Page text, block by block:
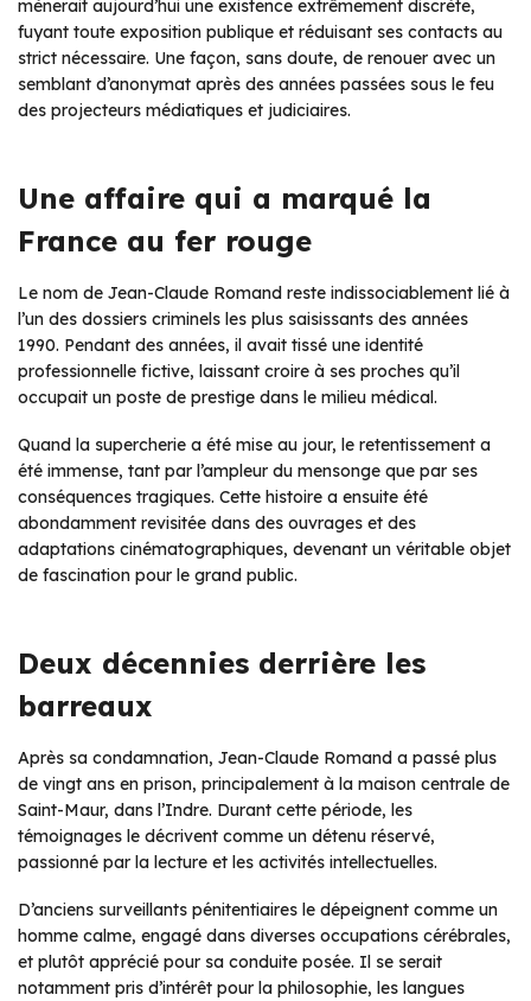
mènerait aujourd’hui une existence extrêmement discrète,
fuyant toute exposition publique et réduisant ses contacts au
strict nécessaire. Une façon, sans doute, de renouer avec un
semblant d’anonymat après des années passées sous le feu
des projecteurs médiatiques et judiciaires.
Une affaire qui a marqué la
France au fer rouge
Le nom de Jean-Claude Romand reste indissociablement lié à
l’un des dossiers criminels les plus saisissants des années
1990. Pendant des années, il avait tissé une identité
professionnelle fictive, laissant croire à ses proches qu’il
occupait un poste de prestige dans le milieu médical.
Quand la supercherie a été mise au jour, le retentissement a
été immense, tant par l’ampleur du mensonge que par ses
conséquences tragiques. Cette histoire a ensuite été
abondamment revisitée dans des ouvrages et des
adaptations cinématographiques, devenant un véritable objet
de fascination pour le grand public.
Deux décennies derrière les
barreaux
Après sa condamnation, Jean-Claude Romand a passé plus
de vingt ans en prison, principalement à la maison centrale de
Saint-Maur, dans l’Indre. Durant cette période, les
témoignages le décrivent comme un détenu réservé,
passionné par la lecture et les activités intellectuelles.
D’anciens surveillants pénitentiaires le dépeignent comme un
homme calme, engagé dans diverses occupations cérébrales,
et plutôt apprécié pour sa conduite posée. Il se serait
notamment pris d’intérêt pour la philosophie, les langues